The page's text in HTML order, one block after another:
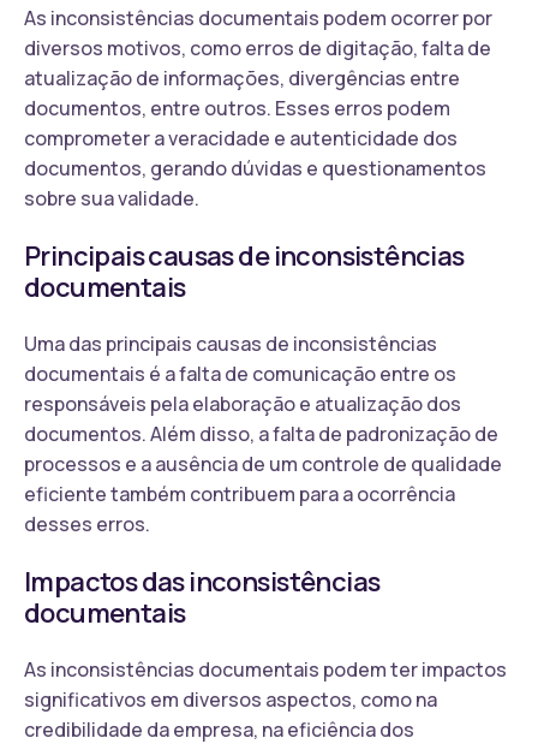
As inconsistências documentais podem ocorrer por
diversos motivos, como erros de digitação, falta de
atualização de informações, divergências entre
documentos, entre outros. Esses erros podem
comprometer a veracidade e autenticidade dos
documentos, gerando dúvidas e questionamentos
sobre sua validade.
Principais causas de inconsistências
documentais
Uma das principais causas de inconsistências
documentais é a falta de comunicação entre os
responsáveis pela elaboração e atualização dos
documentos. Além disso, a falta de padronização de
processos e a ausência de um controle de qualidade
eficiente também contribuem para a ocorrência
desses erros.
Impactos das inconsistências
documentais
As inconsistências documentais podem ter impactos
significativos em diversos aspectos, como na
credibilidade da empresa, na eficiência dos